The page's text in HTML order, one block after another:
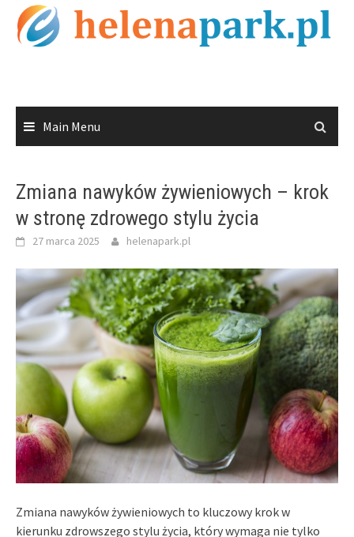
Skip
content
Main Menu
Zmiana nawyków żywieniowych – krok
w stronę zdrowego stylu życia
27 marca 2025 helenapark.pl
Zmiana nawyków żywieniowych to kluczowy krok w
kierunku zdrowszego stylu życia, który wymaga nie tylko